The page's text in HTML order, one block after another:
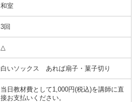
和室
3回
△
白いソックス　あれば扇子・菓子切り
当日教材費として1,000円(税込)を講師に直
接お支払いください。